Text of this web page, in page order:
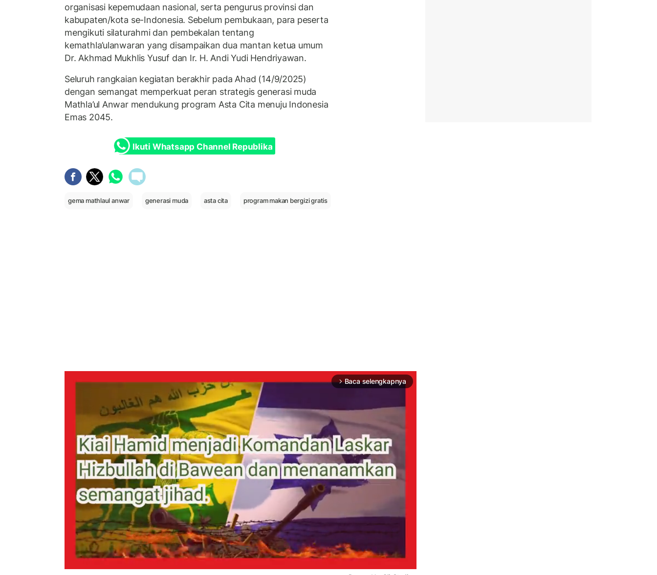
organisasi kepemudaan nasional, serta pengurus provinsi dan
kabupaten/kota se-Indonesia. Sebelum pembukaan, para peserta
mengikuti silaturahmi dan pembekalan tentang
kemathla’ulanwaran yang disampaikan dua mantan ketua umum
Dr. Akhmad Mukhlis Yusuf dan Ir. H. Andi Yudi Hendriyawan.
Seluruh rangkaian kegiatan berakhir pada Ahad (14/9/2025)
dengan semangat memperkuat peran strategis generasi muda
Mathla’ul Anwar mendukung program Asta Cita menuju Indonesia
Emas 2045.
Ikuti Whatsapp Channel Republika
gema mathlaul anwar generasi muda asta cita program makan bergizi gratis
arrow_forward_ios Baca selengkapnya